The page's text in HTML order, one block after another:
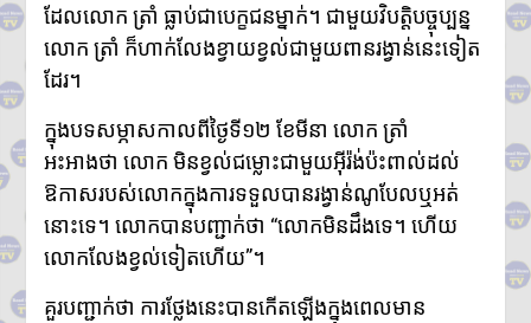
អាជ្ញាធរខេត្តបន្ទាយមានជ័យ រៀបចំ
ការចាប់ឆ្នោត ជ្រើសរើសតូបលក់ដូរ
សម្រាប់អាជីវករភៀសសឹក នៅភូមិ
ប្រមាណ៣០០តូប
លោក ទូច សុឃៈ បញ្ជាក់ថា៖ យុវតី
សិង្ហបុរី មក កម្ពុជាដោយសារបញ្ហា
គ្រួសារ មិនមែនជាករណីជួញដូរ
លោក ថម អេនឌ្រូ «ខ្ញុំរំជួលចិត្ត
ពេលពួកគាត់យំ ពេលនិយាយមក
ដោយសារថៃគ្រប់គ្រង ពួកគាត់
ដែលលោក ត្រាំ ធ្លាប់ជាបេក្ខជនម្នាក់។ ជាមួយវិបត្តិបច្ចុប្បន្ន
លោក ត្រាំ ក៏ហាក់លែងខ្វាយខ្វល់ជាមួយពានរង្វាន់នេះទៀត
ដែរ។
ក្នុងបទសម្ភាសកាលពីថ្ងៃទី១២ ខែមីនា លោក ត្រាំ
អះអាងថា លោក មិនខ្វល់ជម្លោះជាមួយអ៊ីរ៉ង់ប៉ះពាល់ដល់
ឱកាសរបស់លោកក្នុងការទទួលបានរង្វាន់ណូបែលឬអត់
នោះទេ។ លោកបានបញ្ជាក់ថា “លោកមិនដឹងទេ។ ហើយ
លោកលែងខ្វល់ទៀតហើយ”។
គួរបញ្ជាក់ថា ការថ្លែងនេះបានកើតឡើងក្នុងពេលមាន